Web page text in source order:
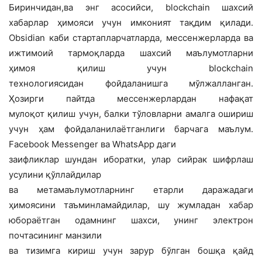
Биринчидан,ва энг асосийси, blockchain шахсий
хабарлар ҳимояси учун имконият тақдим қилади.
Obsidian каби стартапларчатларда, мессенжерларда ва
ижтимоий тармоқларда шахсий маълумотларни
ҳимоя қилиш учун blockchain
технологиясидан фойдаланишга мўлжалланган.
Ҳозирги пайтда мессенжерлардан нафақат
мулоқот қилиш учун, балки тўловларни амалга ошириш
учун ҳам фойдаланилаётганлиги барчага маълум.
Facebook Messenger ва WhatsApp даги
заифликлар шундан иборатки, улар сийрак шифрлаш
усулини қўллайдилар
ва метамаълумотларнинг етарли даражадаги
ҳимоясини таъминламайдилар, шу жумладан хабар
юбораётган одамнинг шахси, унинг электрон
почтасининг манзили
ва тизимга кириш учун зарур бўлган бошқа қайд